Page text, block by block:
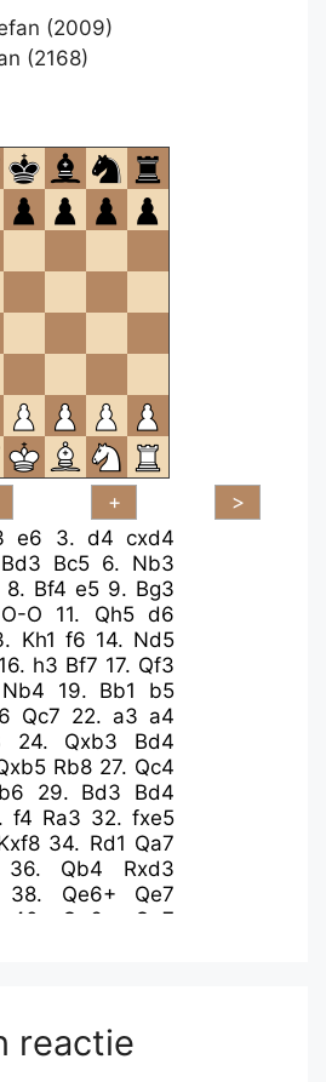
(2009)
(2168)
te
openen.
e6 3. d4 cxd4
Bd3 Bc5 6. Nb3
8. Bf4 e5 9. Bg3
O-O 11. Qh5 d6
Kh1 f6 14. Nd5
16. h3 Bf7 17. Qf3
Nb4 19. Bb1
b5
Qc7 22. a3 a4
24. Qxb3
Bd4
Rb8 27. Qc4
29. Bd3
Bd4
f4 Ra3 32. fxe5
34. Rd1 Qa7
36. Qb4
Rxd3
38. Qe6+
Qe7
40. Qe6+
Qe7
reactie